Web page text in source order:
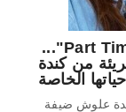
"أنا فنانة Part Time"...
من كندة
الخاصة
علوش ضيفة